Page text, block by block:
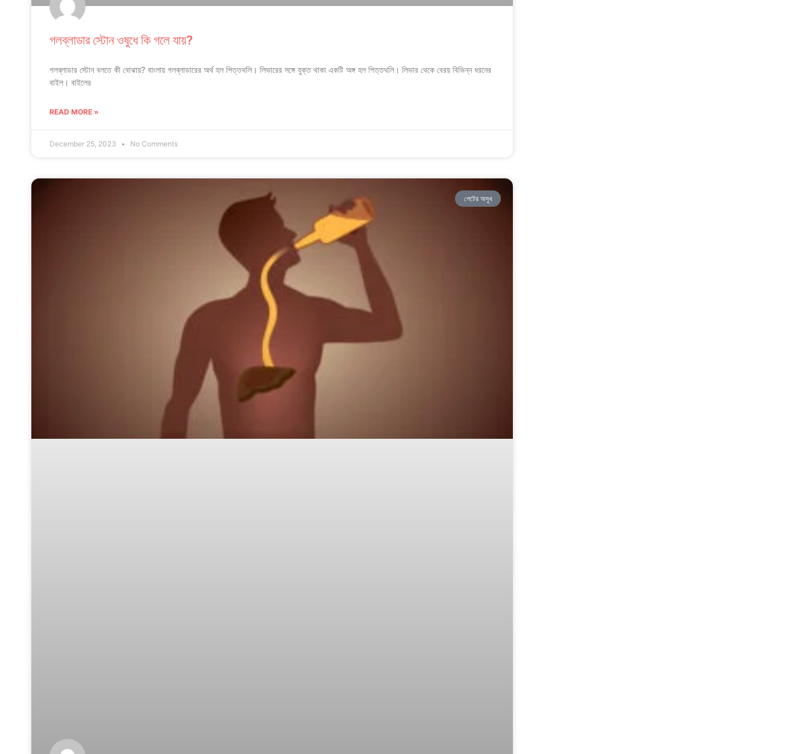
গলব্লাডার স্টোন ওষুধে কি গলে যায়?
গলব্লাডার স্টোন বলতে কী বোঝায়? বাংলায় গলব্লাডারের অর্থ হল পিত্তথলি। লিভারের সঙ্গে যুক্ত থাকা একটি অঙ্গ হল পিত্তথলি। লিভার থেকে বেরয় বিভিন্ন ধরনের
বাইল। বাইলের
READ MORE »
December 25, 2023 No Comments
পেটের অসুখ